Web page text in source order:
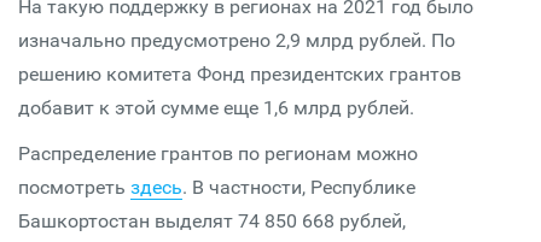
На такую поддержку в регионах на 2021 год было
изначально предусмотрено 2,9 млрд рублей. По
решению комитета Фонд президентских грантов
добавит к этой сумме еще 1,6 млрд рублей.
Распределение грантов по регионам можно
посмотреть здесь. В частности, Республике
Башкортостан выделят 74 850 668 рублей,